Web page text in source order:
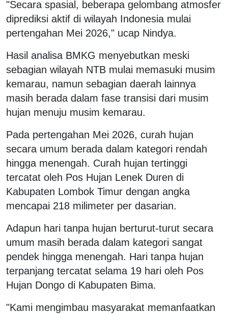
"Secara spasial, beberapa gelombang atmosfer
diprediksi aktif di wilayah Indonesia mulai
pertengahan Mei 2026," ucap Nindya.
Hasil analisa BMKG menyebutkan meski
sebagian wilayah NTB mulai memasuki musim
kemarau, namun sebagian daerah lainnya
masih berada dalam fase transisi dari musim
hujan menuju musim kemarau.
Pada pertengahan Mei 2026, curah hujan
secara umum berada dalam kategori rendah
hingga menengah. Curah hujan tertinggi
tercatat oleh Pos Hujan Lenek Duren di
Kabupaten Lombok Timur dengan angka
mencapai 218 milimeter per dasarian.
Adapun hari tanpa hujan berturut-turut secara
umum masih berada dalam kategori sangat
pendek hingga menengah. Hari tanpa hujan
terpanjang tercatat selama 19 hari oleh Pos
Hujan Dongo di Kabupaten Bima.
"Kami mengimbau masyarakat memanfaatkan